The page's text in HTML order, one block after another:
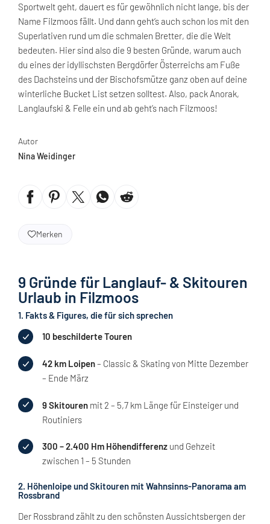
Sportwelt geht, dauert es für gewöhnlich nicht lange, bis der
Name Filzmoos fällt. Und dann geht‘s auch schon los mit den
Superlativen rund um die schmalen Bretter, die die Welt
bedeuten. Hier sind also die 9 besten Gründe, warum auch
du eines der idyllischsten Bergdörfer Österreichs am Fuße
des Dachsteins und der Bischofsmütze ganz oben auf deine
winterliche Bucket List setzen solltest. Also, pack Anorak,
Langlaufski & Felle ein und ab geht’s nach Filzmoos!
Autor
Nina Weidinger
Merken
9 Gründe für Langlauf- & Skitouren
Urlaub in Filzmoos
1. Fakts & Figures, die für sich sprechen
10 beschilderte Touren
42 km Loipen– Classic & Skating von Mitte Dezember
– Ende März
9 Skitourenmit 2 – 5,7 km Länge für Einsteiger und
Routiniers
300 – 2.400 Hm Höhendifferenzund Gehzeit
zwischen 1 – 5 Stunden
2. Höhenloipe und Skitouren mit Wahnsinns-Panorama am
Rossbrand
Der Rossbrand zählt zu den schönsten Aussichtsbergen der